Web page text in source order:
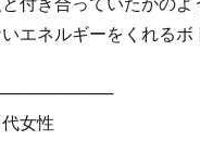
エネルギーをくれるボ
女性